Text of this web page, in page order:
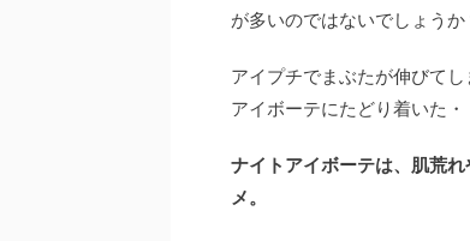
が多いのではないでしょうか
アイプチでまぶたが伸びて
アイボーテにたどり着いた・
ナイトアイボーテは、肌荒
メ。